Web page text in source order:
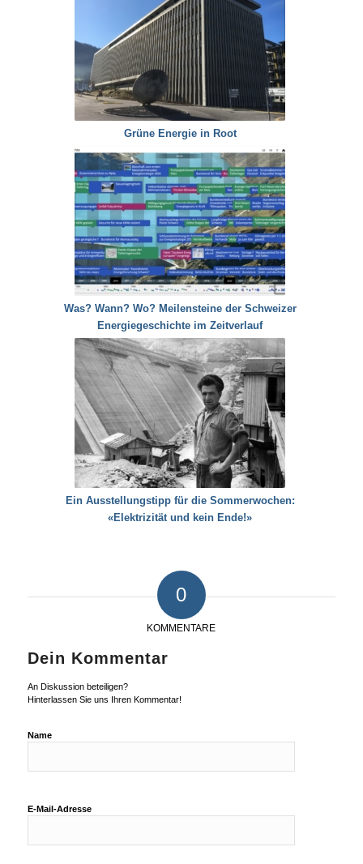
Grüne Energie in Root
Was? Wann? Wo? Meilensteine der Schweizer
Energiegeschichte im Zeitverlauf
Ein Ausstellungstipp für die Sommerwochen:
«Elektrizität und kein Ende!»
0
KOMMENTARE
Dein Kommentar
An Diskussion beteiligen?
Hinterlassen Sie uns Ihren Kommentar!
Name
E-Mail-Adresse